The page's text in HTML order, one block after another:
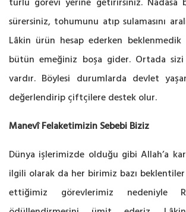
sürersiniz, tohumunu atıp sulamasını
Lâkin ürün hesap ederken
bütün emeğiniz boşa gider. Ortada
vardır. Böylesi durumlarda devlet
değerlendirip çiftçilere destek olur.
Manevî Felaketimizin Sebebi Biziz
Dünya işlerimizde olduğu gibi Allah’a
ilgili olarak da her birimiz bazı
ettiğimiz görevlerimiz nedeniyle